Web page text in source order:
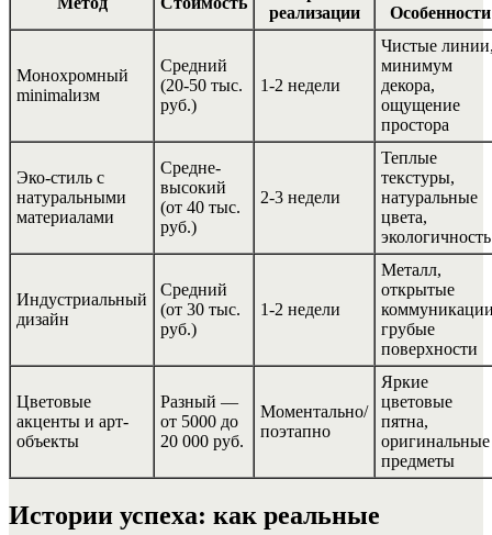
реализации
Особенности
Монохромный
minimalизм
Средний
(20-50 тыс.
руб.)
1-2 недели
Чистые
минимум
декора,
ощущение
простора
Эко-стиль с
натуральными
материалами
Средне-
высокий
(от 40 тыс.
руб.)
2-3 недели
Теплые
текстуры,
натуральные
цвета,
экологичность
Индустриальный
дизайн
Средний
(от 30 тыс.
руб.)
1-2 недели
Металл,
открытые
грубые
поверхности
Цветовые
акценты и арт-
объекты
Разный —
от 5000 до
20 000 руб.
Моментально/
поэтапно
Яркие
цветовые
пятна,
оригинальные
предметы
Истории успеха: как реальные